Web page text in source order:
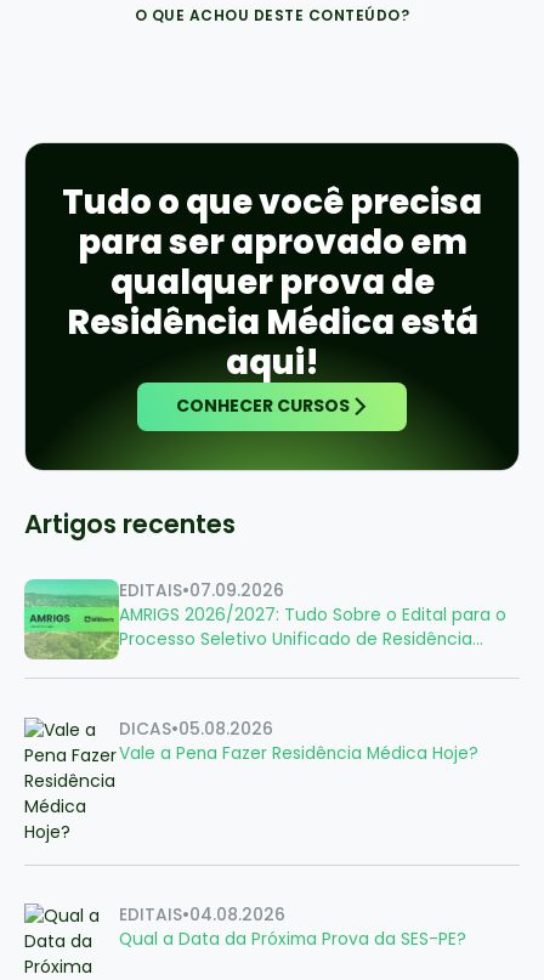
O QUE ACHOU DESTE CONTEÚDO?
Artigos recentes
EDITAIS•07.09.2026
AMRIGS 2026/2027: Tudo Sobre o Edital para o
Processo Seletivo Unificado de Residência
DICAS•05.08.2026
Vale a Pena Fazer Residência Médica Hoje?
EDITAIS•04.08.2026
Qual a Data da Próxima Prova da SES-PE?
Tudo o que você precisa
para ser aprovado em
qualquer prova de
Residência Médica está
aqui!
CONHECER CURSOS